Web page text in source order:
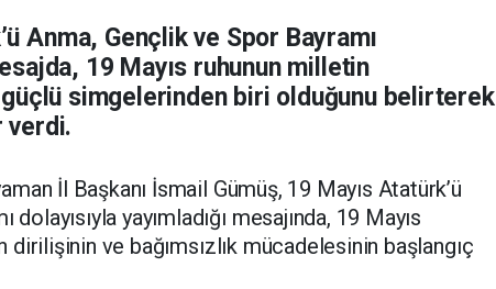
Anma, Gençlik ve Spor Bayramı
19 Mayıs ruhunun milletin
güçlü simgelerinden biri olduğunu belirterek
verdi.
İl Başkanı İsmail Gümüş, 19 Mayıs Atatürk’ü
yayımladığı mesajında, 19 Mayıs
dirilişinin ve bağımsızlık mücadelesinin başlangıç